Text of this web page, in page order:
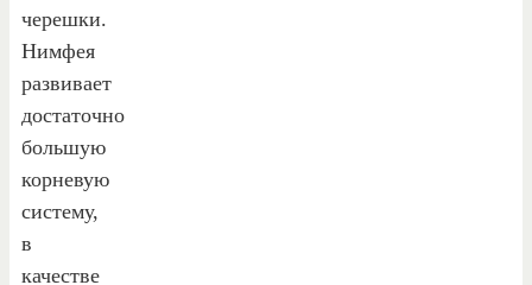
черешки.
Нимфея
развивает
достаточно
большую
корневую
систему,
в
качестве